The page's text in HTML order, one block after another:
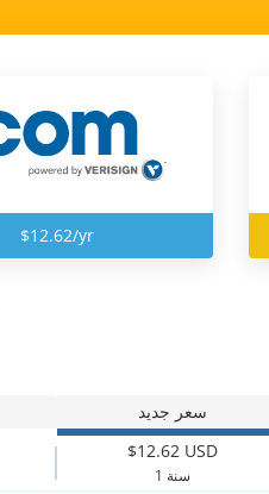
$12.62/yr
سعر جديد
$12.62 USD
1 سنة